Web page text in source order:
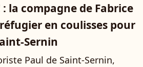
la compagne de Fabrice
en coulisses pour
Sernin
Paul de Saint-Sernin,